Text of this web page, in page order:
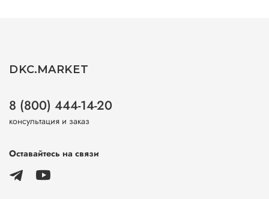
DKC.MARKET
8 (800) 444-14-20
консультация и заказ
Оставайтесь на связи